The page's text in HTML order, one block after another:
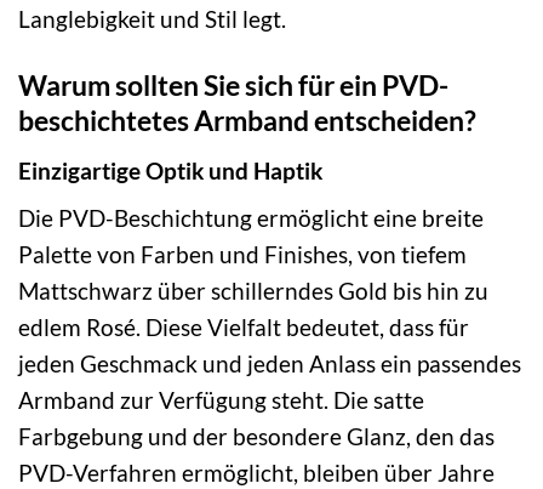
Langlebigkeit und Stil legt.
Warum sollten Sie sich für ein PVD-
beschichtetes Armband entscheiden?
Einzigartige Optik und Haptik
Die PVD-Beschichtung ermöglicht eine breite
Palette von Farben und Finishes, von tiefem
Mattschwarz über schillerndes Gold bis hin zu
edlem Rosé. Diese Vielfalt bedeutet, dass für
jeden Geschmack und jeden Anlass ein passendes
Armband zur Verfügung steht. Die satte
Farbgebung und der besondere Glanz, den das
PVD-Verfahren ermöglicht, bleiben über Jahre